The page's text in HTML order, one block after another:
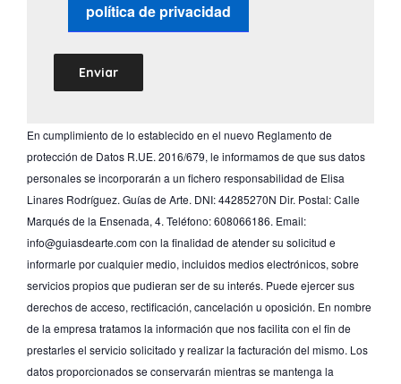
política de privacidad
En cumplimiento de lo establecido en el nuevo Reglamento de
protección de Datos R.UE. 2016/679, le informamos de que sus datos
personales se incorporarán a un fichero responsabilidad de Elisa
Linares Rodríguez. Guías de Arte. DNI: 44285270N Dir. Postal: Calle
Marqués de la Ensenada, 4. Teléfono: 608066186. Email:
info@guiasdearte.com con la finalidad de atender su solicitud e
informarle por cualquier medio, incluidos medios electrónicos, sobre
servicios propios que pudieran ser de su interés. Puede ejercer sus
derechos de acceso, rectificación, cancelación u oposición. En nombre
de la empresa tratamos la información que nos facilita con el fin de
prestarles el servicio solicitado y realizar la facturación del mismo. Los
datos proporcionados se conservarán mientras se mantenga la